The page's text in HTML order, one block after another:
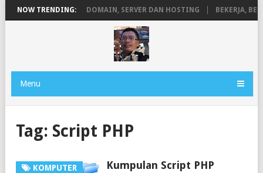
NOW TRENDING:
PENGERTIAN DOMAIN, SERVER DAN HOSTING BEKERJA,
Menu
Tag: Script PHP
KOMPUTER Kumpulan Script PHP